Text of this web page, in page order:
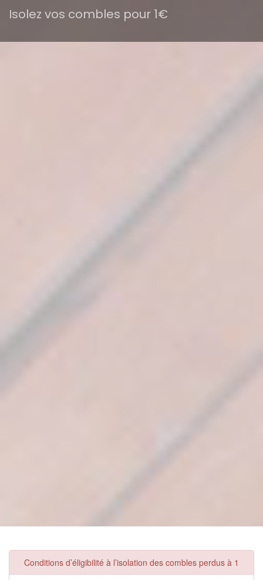
Isolez vos combles pour 1€
Conditions d’éligibilité à l’isolation des combles perdus à 1